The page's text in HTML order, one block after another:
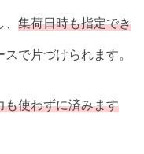
集荷日時も指定でき
で片づけられます。
も使わずに済みます